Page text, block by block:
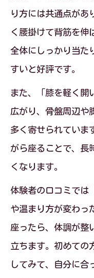
り方には共通点があ
く腰掛けて背筋を伸
全体にしっかり当た
すいと好評です。
また、「膝を軽く開
広がり、骨盤周辺や
多く寄せられていま
がら座ることで、長
くなります。
体験者の口コミでは
や温まり方が変わっ
座ったら、体調が整
立ちます。初めての
してみて、自分に合